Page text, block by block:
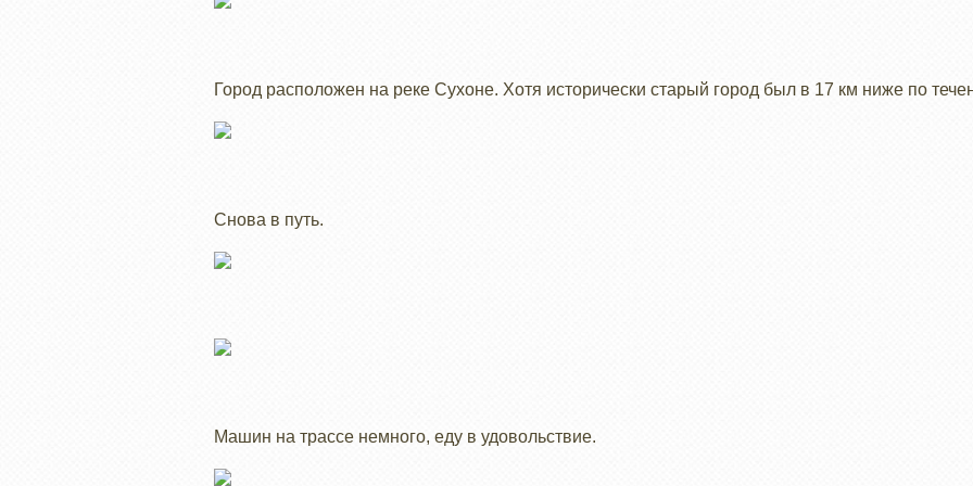
Город расположен на реке Сухоне. Хотя исторически старый город был в 17 км ниже по
Снова в путь.
Машин на трассе немного, еду в удовольствие.